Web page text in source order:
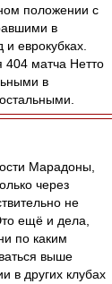
положении с
в
еврокубках.
404 матча Нетто
в
Марадоны,
через
не
ещё и дела,
по каким
выше
в других клубах